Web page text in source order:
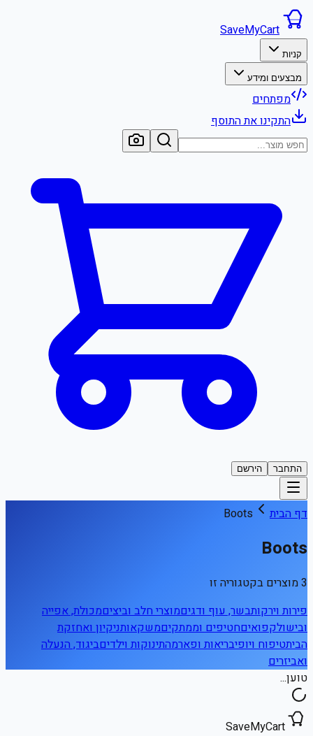
SaveMyCart
קניות
מבצעים ומידע
מפתחים
התקינו את התוסף
התחבר הירשם
דף הבית Boots
Boots
3 מוצרים בקטגוריה זו
פירות וירקותבשר, עוף ודגיםמוצרי חלב וביציםמכולת, אפייה
ובישולקפואיםחטיפים וממתקיםמשקאותניקיון ואחזקת
הביתטיפוח ויופיבריאות ופארמהתינוקות וילדיםביגוד, הנעלה
ואביזרים
טוען...
SaveMyCart